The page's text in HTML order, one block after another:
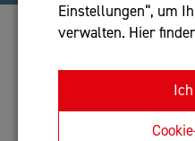
Einstellungen“, um
verwalten. Hier
IT-
Anfrage